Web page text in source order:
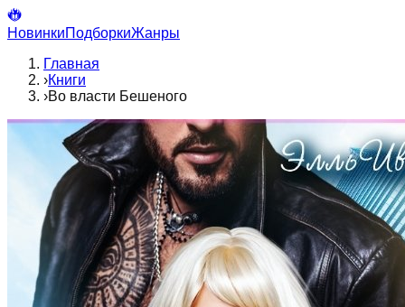
НовинкиПодборкиЖанры
Главная
›Книги
›Во власти Бешеного